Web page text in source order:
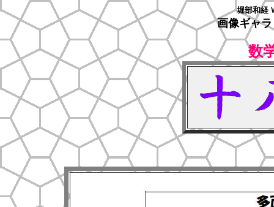
堀部和経
画像ギャ
数